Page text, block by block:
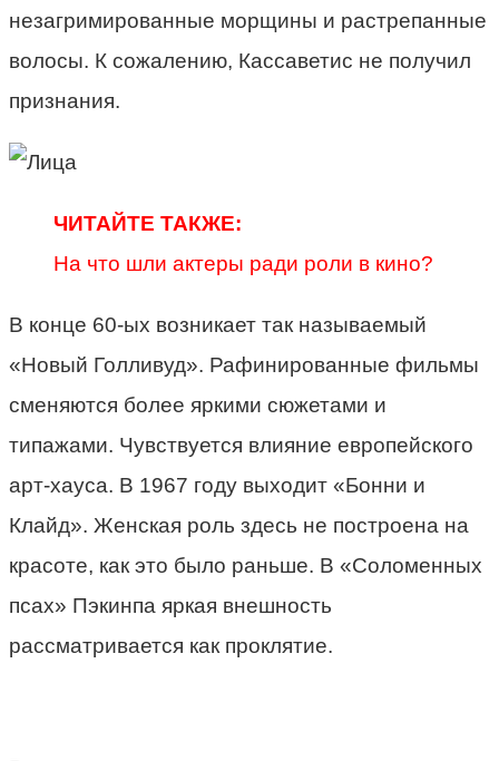
незагримированные морщины и растрепанные
волосы. К сожалению, Кассаветис не получил
признания.
ЧИТАЙТЕ ТАКЖЕ:
На что шли актеры ради роли в кино?
В конце 60-ых возникает так называемый
«Новый Голливуд». Рафинированные фильмы
сменяются более яркими сюжетами и
типажами. Чувствуется влияние европейского
арт-хауса. В 1967 году выходит «Бонни и
Клайд». Женская роль здесь не построена на
красоте, как это было раньше. В «Соломенных
псах» Пэкинпа яркая внешность
рассматривается как проклятие.